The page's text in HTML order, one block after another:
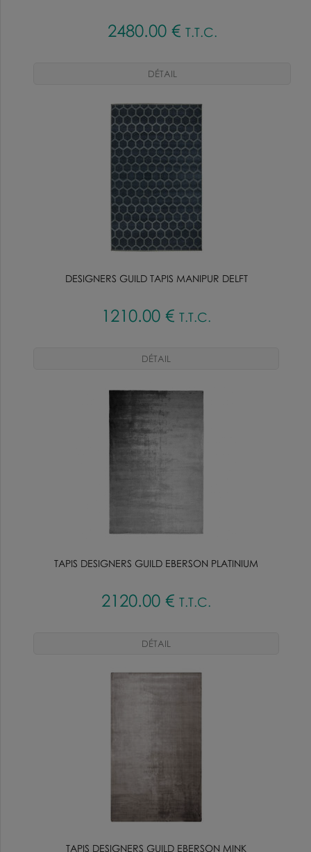
2480.00 € T.T.C.
DESIGNERS GUILD TAPIS MANIPUR DELFT
1210.00 € T.T.C.
TAPIS DESIGNERS GUILD EBERSON PLATINIUM
2120.00 € T.T.C.
TAPIS DESIGNERS GUILD EBERSON MINK